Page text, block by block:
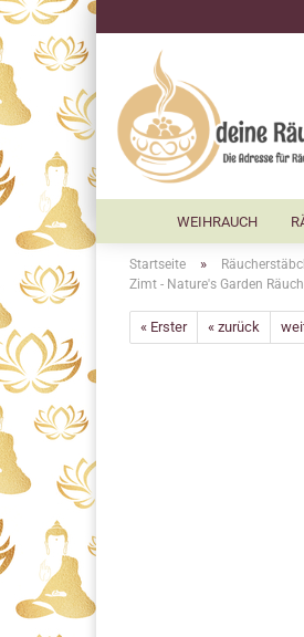
WEIHRAUCH
Startseite »
Zimt - Nature's Garden
« Erster « zurück